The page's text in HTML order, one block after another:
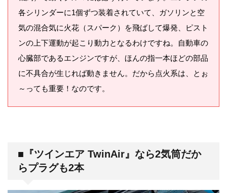
各シリンダーに1個ずつ装着されていて、ガソリンと空
気の混合気に火花（スパーク）を飛ばして爆発、ピスト
ンの上下運動が起こり動力となるわけですね。自動車の
心臓部であるエンジンですが、ほんの指一本ほどの部品
に不具合が生じれば動きません。だから点火系は、とぉ
～っても重要！なのです。
■『ツインエア TwinAir』なら2気筒だか
らプラグも2本